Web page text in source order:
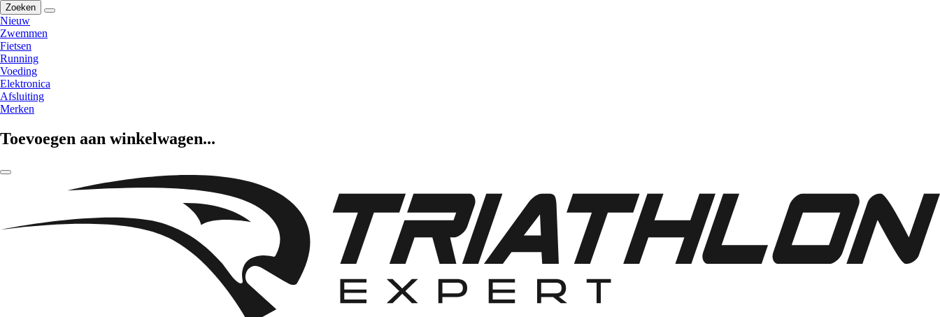
Zoeken
Nieuw
Zwemmen
Fietsen
Running
Voeding
Elektronica
Afsluiting
Merken
Toevoegen aan winkelwagen...